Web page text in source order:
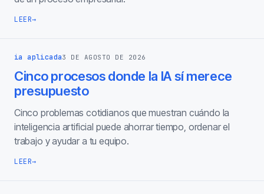
LEER→
ia aplicada3 DE AGOSTO DE 2026
Cinco procesos donde la IA sí merece
presupuesto
Cinco problemas cotidianos que muestran cuándo la
inteligencia artificial puede ahorrar tiempo, ordenar el
trabajo y ayudar a tu equipo.
LEER→